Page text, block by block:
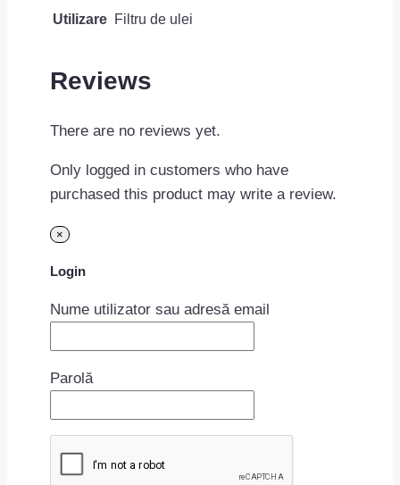
Utilizare Filtru de ulei
Reviews
There are no reviews yet.
Only logged in customers who have
purchased this product may write a review.
×
Login
Nume utilizator sau adresă email
Parolă